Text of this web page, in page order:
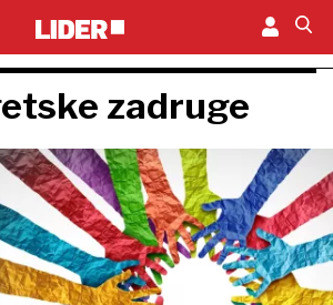
zadruge